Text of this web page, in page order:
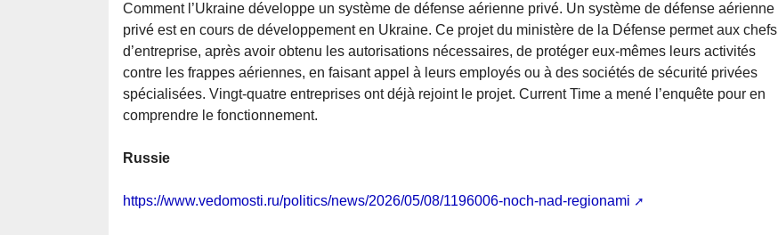
Comment l’Ukraine développe un système de défense aérienne privé. Un système de défense aérienne
privé est en cours de développement en Ukraine. Ce projet du ministère de la Défense permet aux chefs
d’entreprise, après avoir obtenu les autorisations nécessaires, de protéger eux-mêmes leurs activités
contre les frappes aériennes, en faisant appel à leurs employés ou à des sociétés de sécurité privées
spécialisées. Vingt-quatre entreprises ont déjà rejoint le projet. Current Time a mené l’enquête pour en
comprendre le fonctionnement.
Russie
https://www.vedomosti.ru/politics/news/2026/05/08/1196006-noch-nad-regionami